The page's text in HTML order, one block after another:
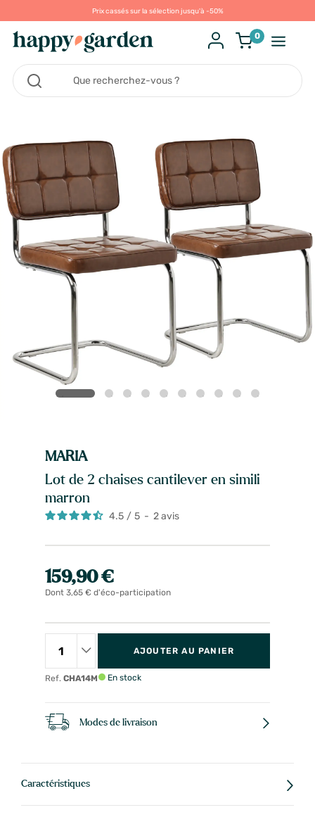
Prix cassés sur la sélection jusqu'à -50%
0
MARIA
Lot de 2 chaises cantilever en simili
marron
4.5 / 5 - 2avis
159,90 €
Dont 3,65 € d'éco-participation
Ref. CHA14M
AJOUTER AU PANIER
En stock
Modes de livraison
Caractéristiques